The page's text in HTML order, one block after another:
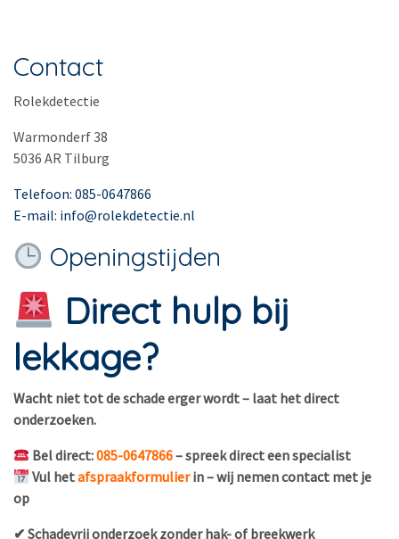
Contact
Rolekdetectie
Warmonderf 38
5036 AR Tilburg
Telefoon: 085-0647866
E-mail: info@rolekdetectie.nl
Openingstijden
Direct hulp bij
lekkage?
Wacht niet tot de schade erger wordt – laat het direct
onderzoeken.
Bel direct:085-0647866– spreek direct een specialist
Vul hetafspraakformulierin – wij nemen contact met je
op
✔ Schadevrij onderzoek zonder hak- of breekwerk